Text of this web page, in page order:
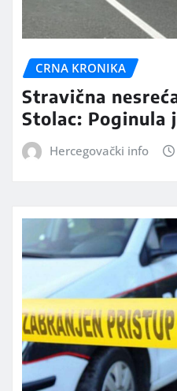
CRNA KRONIKA
Stravična
Stolac: Poginula
Hercegovački info